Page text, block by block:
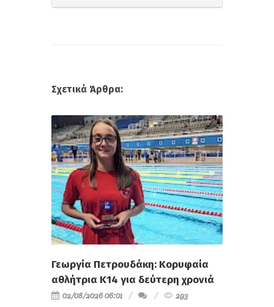
Σχετικά Άρθρα:
Γεωργία Πετρουδάκη: Κορυφαία
αθλήτρια Κ14 για δεύτερη χρονιά
02/08/2026 06:01 293